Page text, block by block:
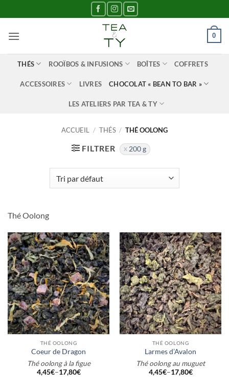
au
contenu
0
THÉS ROOÏBOS & INFUSIONS BOÎTES COFFRETS
ACCESSOIRES LIVRES CHOCOLAT « BEAN TO BAR »
LES ATELIERS PAR TEA & TY
ACCUEIL / THÉS / THÉ OOLONG
FILTRER 200 g
Thé Oolong
THÉ OOLONG
Coeur de Dragon
Thé oolong à la figue
4,45€–17,80€
THÉ OOLONG
Larmes d’Avalon
Thé oolong au muguet
4,45€–17,80€